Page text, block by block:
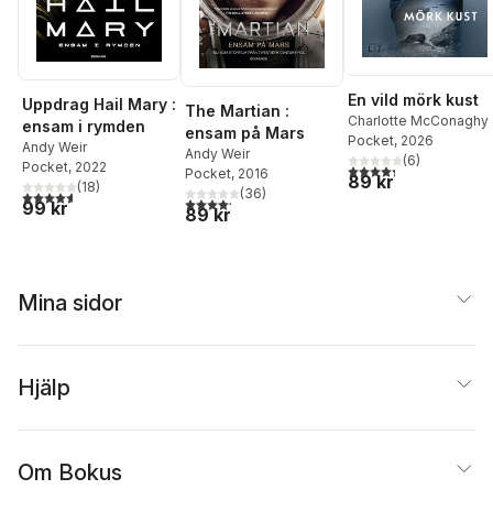
Uppdrag Hail Mary :
ensam i rymden
Andy Weir
Pocket, 2022
4,6utav 5 stjärnor. Totalt antal röster:
(18)
99 kr
The Martian :
ensam på Mars
Andy Weir
Pocket, 2016
4,2utav 5 stjärnor. Totalt antal röster:
(36)
89 kr
En vild mörk kust
Charlotte McConaghy
Pocket, 2026
4,3utav 5 stjärnor.
(6)
89 kr
Mina sidor
Hjälp
Om Bokus